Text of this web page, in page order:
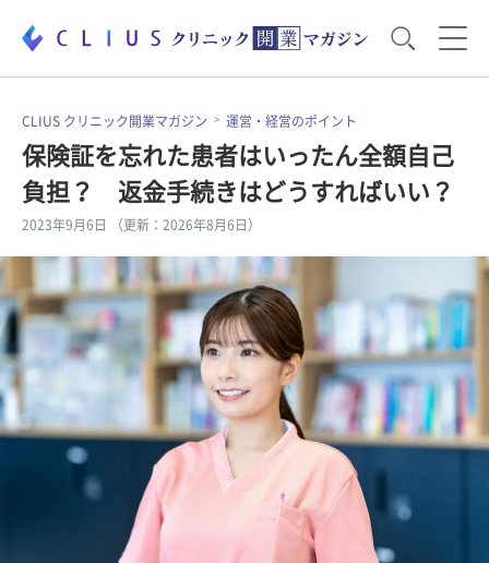
お役立ち資料 運営・経営のポイント
開業医のリアル 開業準備で大事なこと
電子カルテ・ICT 医療機器・事務機器
集患のコツ セミナー
CLIUS クリニック開業マガジン 運営・経営のポイント
保険証を忘れた患者はいったん全額自己
負担？ 返金手続きはどうすればいい？
2023年9月6日 （更新：2026年8月6日）